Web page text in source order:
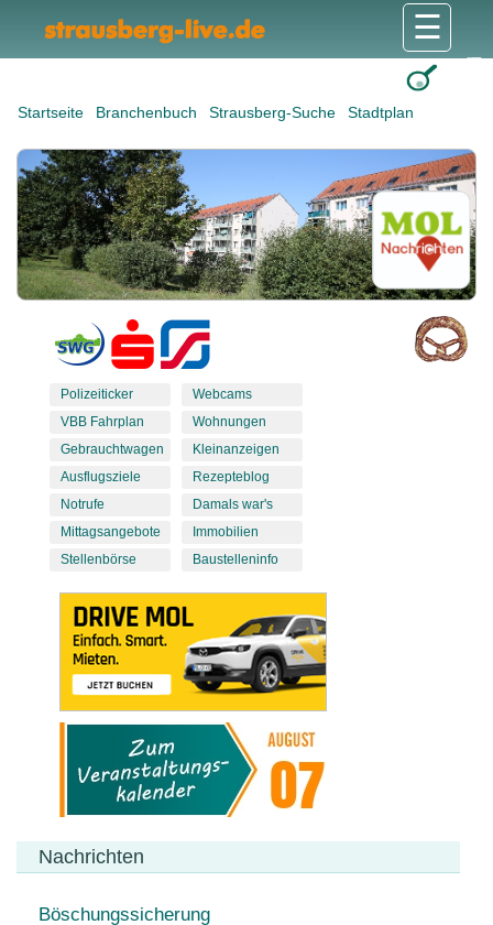
Startseite Branchenbuch Strausberg-Suche Stadtplan
☰
Polizeiticker
VBB Fahrplan
Gebrauchtwagen
Ausflugsziele
Notrufe
Mittagsangebote
Stellenbörse
Webcams
Wohnungen
Kleinanzeigen
Rezepteblog
Damals war's
Immobilien
Baustelleninfo
Nachrichten
Böschungssicherung